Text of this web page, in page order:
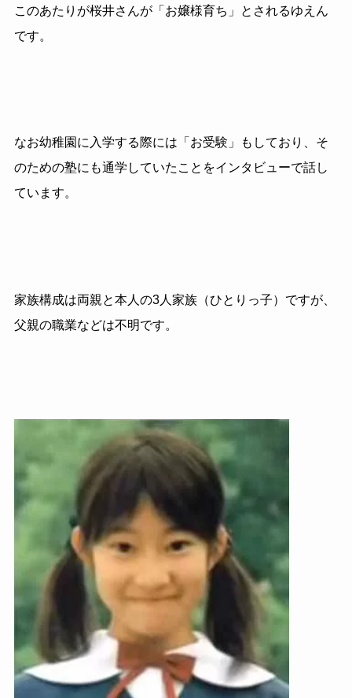
このあたりが桜井さんが「お嬢様育ち」とされるゆえん
です。
なお幼稚園に入学する際には「お受験」もしており、そ
のための塾にも通学していたことをインタビューで話し
ています。
家族構成は両親と本人の3人家族（ひとりっ子）ですが、
父親の職業などは不明です。